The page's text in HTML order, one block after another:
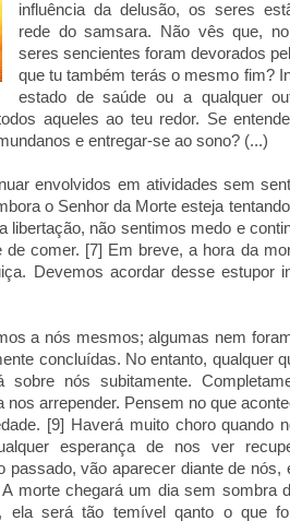
influência da delusão, os seres
rede do samsara. Não vês que,
seres sencientes foram devorados
que tu também terás o mesmo fim?
estado de saúde ou a qualquer
aqueles ao teu redor. Se
e entregar-se ao sono? (...)
envolvidos em atividades sem
o Senhor da Morte esteja
libertação, não sentimos medo e
comer. [7] Em breve, a hora da
Devemos acordar desse estupor
a nós mesmos; algumas nem
concluídas. No entanto, qualquer
nós subitamente.
arrepender. Pensem no que
[9] Haverá muito choro quando
esperança de nos ver
vão aparecer diante de nós,
morte chegará um dia sem sombra
será tão temível qanto o que